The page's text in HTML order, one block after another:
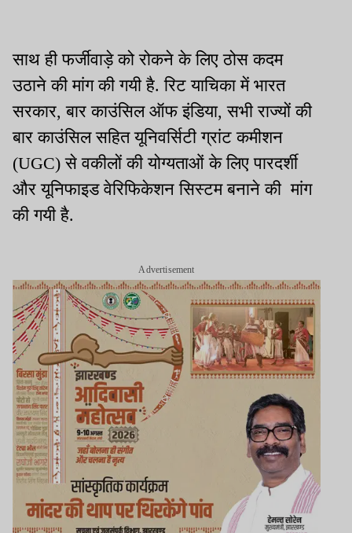
साथ ही फर्जीवाड़े को रोकने के लिए ठोस कदम
उठाने की मांग की गयी है. रिट याचिका में भारत
सरकार, बार काउंसिल ऑफ इंडिया, सभी राज्यों की
बार काउंसिल सहित यूनिवर्सिटी ग्रांट कमीशन
(UGC) से वकीलों की योग्यताओं के लिए पारदर्शी
और यूनिफाइड वेरिफिकेशन सिस्टम बनाने की मांग
की गयी है.
Advertisement